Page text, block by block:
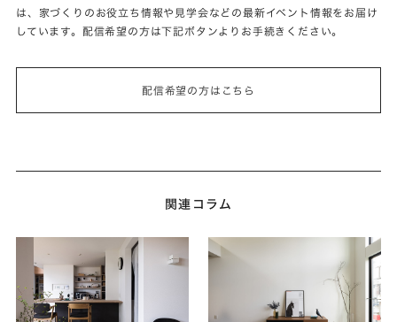
は、家づくりのお役立ち情報や見学会などの最新イベント情報をお届け
しています。配信希望の方は下記ボタンよりお手続きください。
配信希望の方はこちら
関連コラム